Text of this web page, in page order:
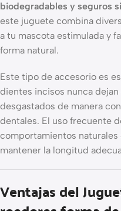
biodegradables y seguros
este juguete combina
a tu mascota estimulada y
forma natural.
Este tipo de accesorio es
dientes incisos nunca
desgastados de manera
dentales. El uso frecuente
comportamientos naturales
mantener la longitud
Ventajas del